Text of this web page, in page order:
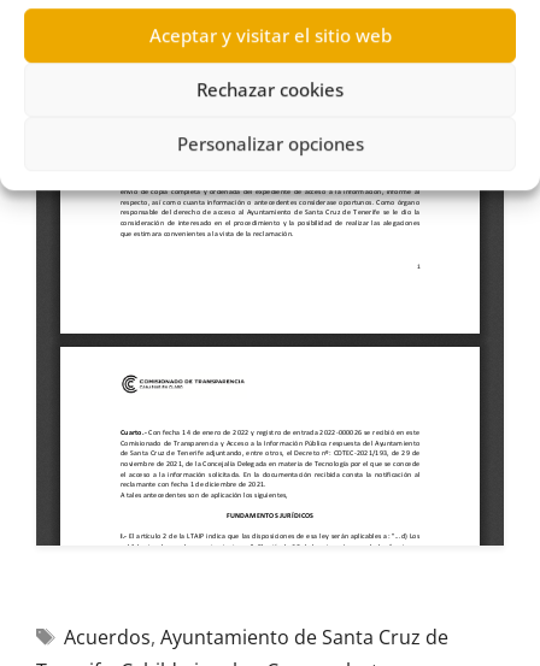
Aceptar y visitar el sitio web
Rechazar cookies
Personalizar opciones
Acuerdos, Ayuntamiento de Santa Cruz de